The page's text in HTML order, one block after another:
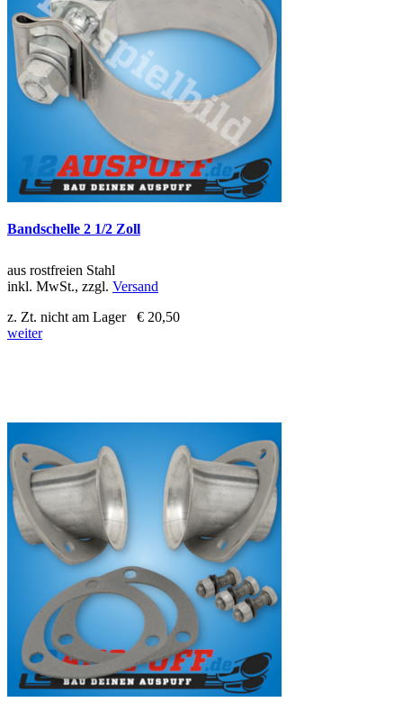
Bandschelle 2 1/2 Zoll
aus rostfreien Stahl
inkl. MwSt., zzgl. Versand
z. Zt. nicht am Lager
€ 20,50
weiter